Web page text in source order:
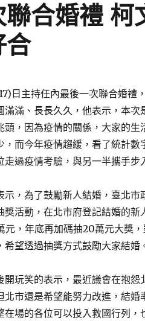
合婚禮 柯
合
日主持任內最後一次聯合婚禮
滿滿、長長久久，他表示，本
頭，因為疫情的關係，大家的
，而今年疫情趨緩，看了統計
走過疫情考驗，與另一半攜手步
示，為了鼓勵新人結婚，臺北
獎活動，在北市府登記結婚的
元，年底再加碼抽20萬元大獎
希望透過抽獎方式鼓勵大家結婚
開玩笑的表示，最近議會在抱
北市還是希望能努力改進，結
在場的各位可以投入救國行列